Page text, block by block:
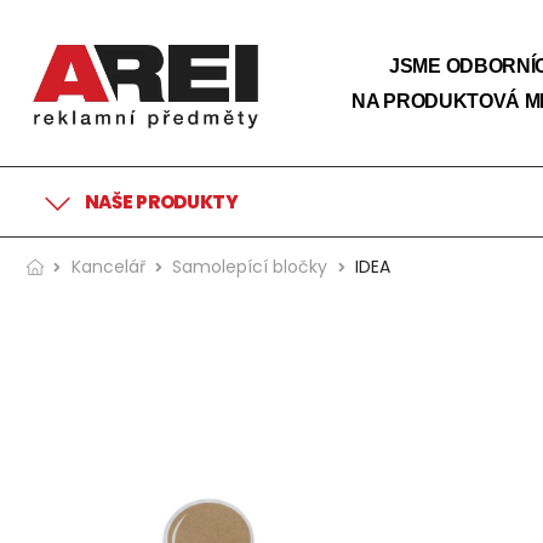
JSME
NA PRODUKTOVÁ
NAŠE PRODUKTY
Kancelář Samolepící bločky IDEA